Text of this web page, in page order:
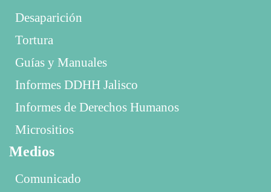
Desaparición
Tortura
Guías y Manuales
Informes DDHH Jalisco
Informes de Derechos Humanos
Micrositios
Medios
Comunicado